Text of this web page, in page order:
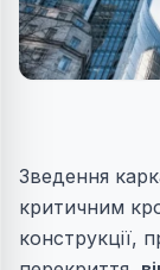
Зведення
критичним
конструкції,